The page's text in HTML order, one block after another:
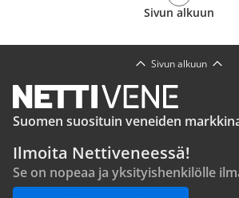
Sivun alkuun
Sivun alkuun
Suomen suosituin veneiden
Ilmoita Nettiveneessä!
Se on nopeaa ja yksityishenkilölle